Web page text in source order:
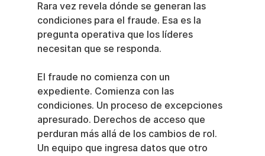
Rara vez revela dónde se generan las
condiciones para el fraude. Esa es la
pregunta operativa que los líderes
necesitan que se responda.
El fraude no comienza con un
expediente. Comienza con las
condiciones. Un proceso de excepciones
apresurado. Derechos de acceso que
perduran más allá de los cambios de rol.
Un equipo que ingresa datos que otro